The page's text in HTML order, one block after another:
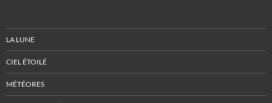
LA LUNE
CIEL ÉTOILÉ
MÉTÉORES